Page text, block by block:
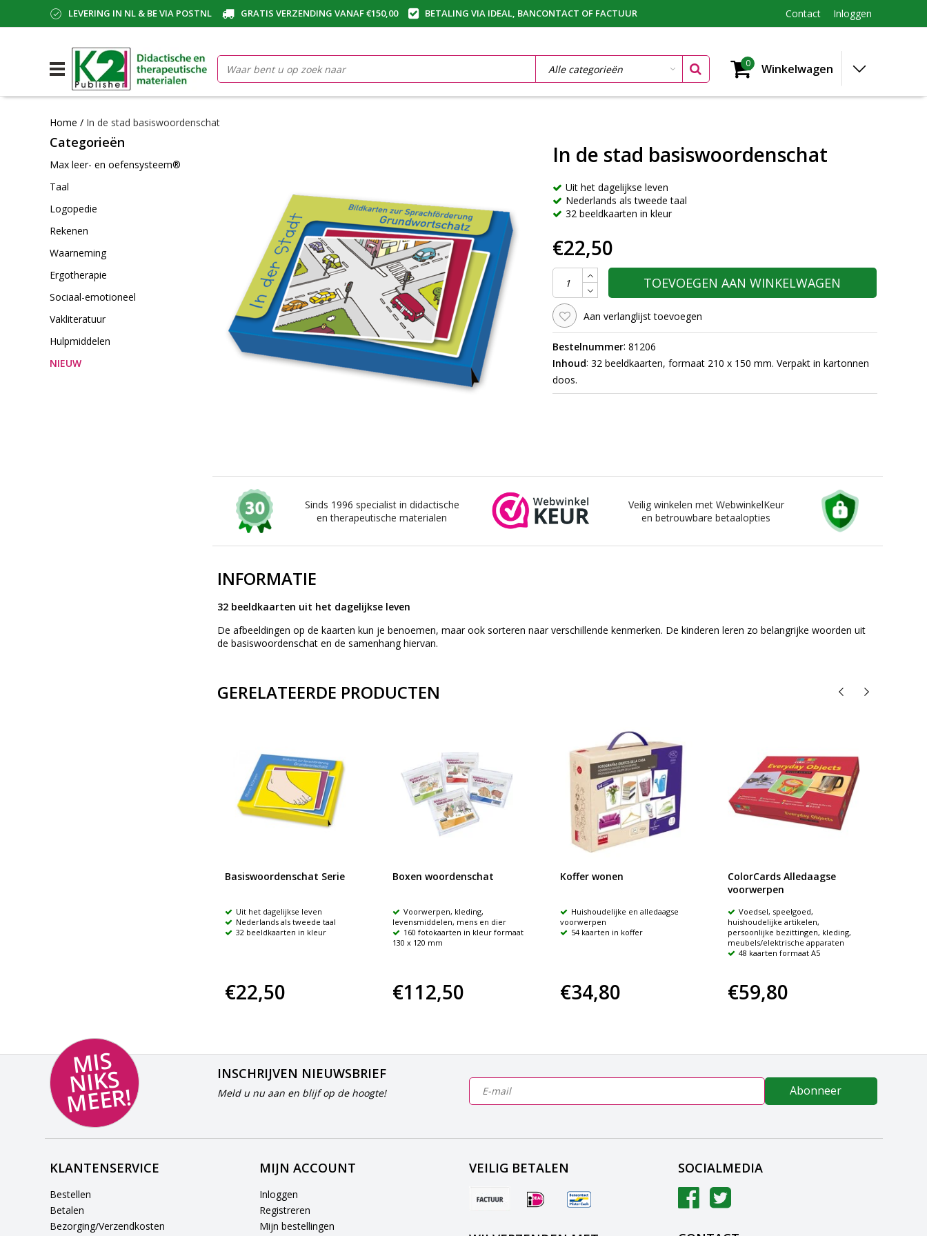
LEVERING IN NL & BE VIA POSTNL GRATIS VERZENDING VANAF €150,00 BETALING VIA IDEAL, BANCONTACT OF FACTUUR Contact Inloggen
0 Winkelwagen
Home / In de stad basiswoordenschat
Categorieën
Max leer- en oefensysteem®
Taal
Logopedie
Rekenen
Waarneming
Ergotherapie
Sociaal-emotioneel
Vakliteratuur
Hulpmiddelen
NIEUW
In de stad basiswoordenschat
Uit het dagelijkse leven
Nederlands als tweede taal
32 beeldkaarten in kleur
€22,50
TOEVOEGEN AAN WINKELWAGEN
Aan verlanglijst toevoegen
Bestelnummer: 81206
Inhoud: 32 beeldkaarten, formaat 210 x 150 mm. Verpakt in kartonnen
doos.
Sinds 1996 specialist in didactische
en therapeutische materialen
Veilig winkelen met WebwinkelKeur
en betrouwbare betaalopties
INFORMATIE
32 beeldkaarten uit het dagelijkse leven
De afbeeldingen op de kaarten kun je benoemen, maar ook sorteren naar verschillende kenmerken. De kinderen leren zo belangrijke woorden uit
de basiswoordenschat en de samenhang hiervan.
GERELATEERDE PRODUCTEN
Basiswoordenschat Serie
Uit het dagelijkse leven
Nederlands als tweede taal
32 beeldkaarten in kleur
€22,50
Boxen woordenschat
Voorwerpen, kleding,
levensmiddelen, mens en dier
160 fotokaarten in kleur formaat
130 x 120 mm
€112,50
Koffer wonen
Huishoudelijke en alledaagse
voorwerpen
54 kaarten in koffer
€34,80
ColorCards Alledaagse
voorwerpen
Voedsel, speelgoed,
huishoudelijke artikelen,
persoonlijke bezittingen, kleding,
meubels/elektrische apparaten
48 kaarten formaat A5
€59,80
MI
S
NI
K
S
M
E
E
R!
INSCHRIJVEN NIEUWSBRIEF
Meld u nu aan en blijf op de hoogte! Abonneer
KLANTENSERVICE
Bestellen
Betalen
Bezorging/Verzendkosten
MIJN ACCOUNT
Inloggen
Registreren
Mijn bestellingen
VEILIG BETALEN SOCIALMEDIA